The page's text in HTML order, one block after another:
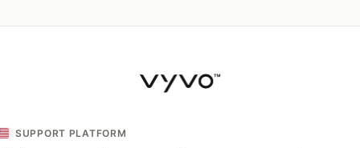
SUPPORT PLATFORM